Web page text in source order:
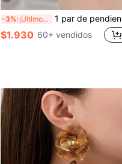
-3% ¡Últimos 3 días 1 par de pendientes de mujer con flor de circonita y piedra de ojo de gato, chapados en oro, nuevos pendientes elegantes y versátiles de alta gama, pendientes colgantes con flor y piedra de ojo de gato
$1.930 60+ vendidos